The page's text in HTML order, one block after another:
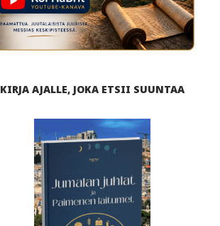
KIRJA AJALLE, JOKA ETSII SUUNTAA